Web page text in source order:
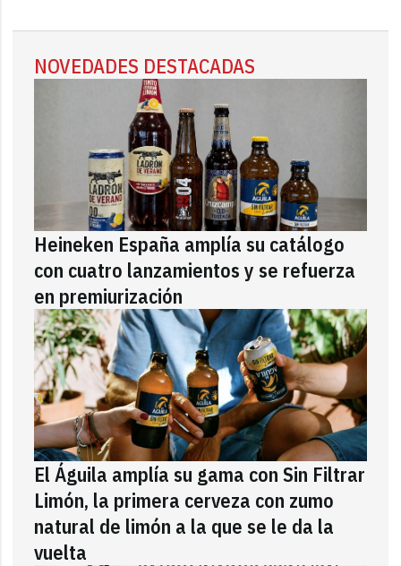
NOVEDADES DESTACADAS
Heineken España amplía su catálogo
con cuatro lanzamientos y se refuerza
en premiurización
El Águila amplía su gama con Sin Filtrar
Limón, la primera cerveza con zumo
natural de limón a la que se le da la
vuelta